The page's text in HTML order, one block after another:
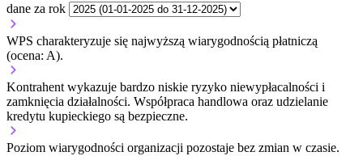
dane za rok
WPS charakteryzuje się najwyższą wiarygodnością płatniczą
(ocena: A).
Kontrahent wykazuje bardzo niskie ryzyko niewypłacalności i
zamknięcia działalności. Współpraca handlowa oraz udzielanie
kredytu kupieckiego są bezpieczne.
Poziom wiarygodności organizacji pozostaje bez zmian w czasie.